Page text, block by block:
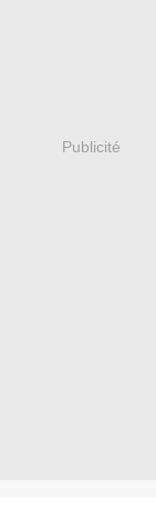
Publicité